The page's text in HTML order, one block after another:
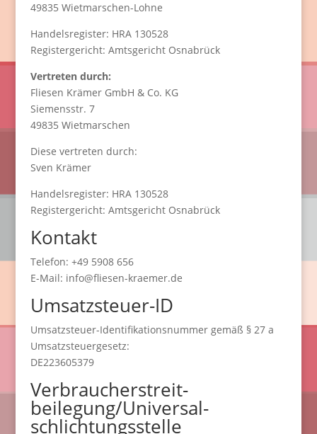
49835 Wietmarschen-Lohne
Handelsregister: HRA 130528
Registergericht: Amtsgericht Osnabrück
Vertreten durch:
Fliesen Krämer GmbH & Co. KG
Siemensstr. 7
49835 Wietmarschen
Diese vertreten durch:
Sven Krämer
Handelsregister: HRA 130528
Registergericht: Amtsgericht Osnabrück
Kontakt
Telefon: +49 5908 656
E-Mail: info@fliesen-kraemer.de
Umsatzsteuer-ID
Umsatzsteuer-Identifikationsnummer gemäß § 27 a
Umsatzsteuergesetz:
DE223605379
Verbraucher­streit­
beilegung/Universal­
schlichtungs­stelle